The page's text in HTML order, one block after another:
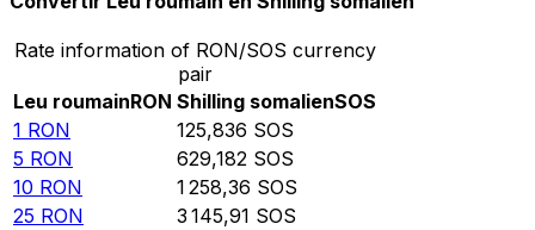
Rate information of RON/SOS currency
pair
Leu roumainRON Shilling somalienSOS
1 RON 125,836 SOS
5 RON 629,182 SOS
10 RON 1 258,36 SOS
25 RON 3 145,91 SOS